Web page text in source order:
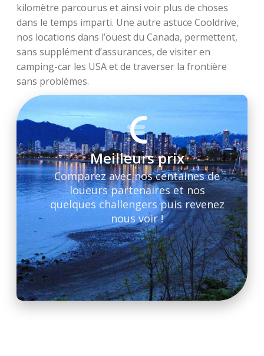
kilomètre parcourus et ainsi voir plus de choses
dans le temps imparti. Une autre astuce Cooldrive,
nos locations dans l’ouest du Canada, permettent,
sans supplément d’assurances, de visiter en
camping-car les USA et de traverser la frontière
sans problèmes.
Meilleurs prix
Comparez avec nos centaines de
loueurs partenaires et nos
quelques challengers puis revenez
nous voir !